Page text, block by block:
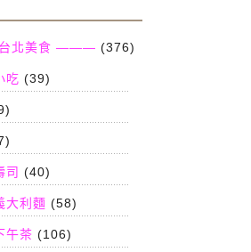
北美食 ——— (376)
吃 (39)
司 (40)
大利麵 (58)
午茶 (106)